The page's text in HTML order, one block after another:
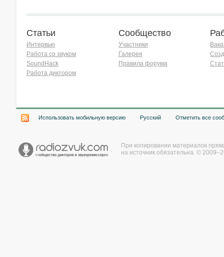
Статьи
Интервью
Работа со звуком
SoundHack
Работа диктором
Сообщество
Участники
Галерея
Правила форума
Использовать мобильную версию Русский Отметить все
При копировании материалов
на источник обязательна. ©